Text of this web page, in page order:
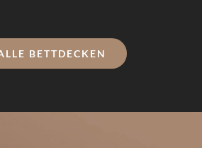
BETTDECKEN